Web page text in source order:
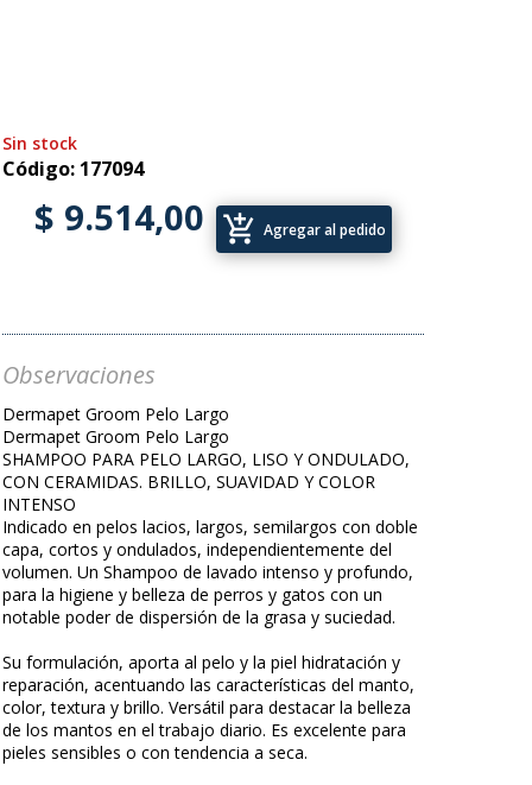
Sin stock
Código: 177094
$ 9.514,00 add_shopping_cart Agregar al pedido
Observaciones
Dermapet Groom Pelo Largo
Dermapet Groom Pelo Largo
SHAMPOO PARA PELO LARGO, LISO Y ONDULADO,
CON CERAMIDAS. BRILLO, SUAVIDAD Y COLOR
INTENSO
Indicado en pelos lacios, largos, semilargos con doble
capa, cortos y ondulados, independientemente del
volumen. Un Shampoo de lavado intenso y profundo,
para la higiene y belleza de perros y gatos con un
notable poder de dispersión de la grasa y suciedad.
Su formulación, aporta al pelo y la piel hidratación y
reparación, acentuando las características del manto,
color, textura y brillo. Versátil para destacar la belleza
de los mantos en el trabajo diario. Es excelente para
pieles sensibles o con tendencia a seca.